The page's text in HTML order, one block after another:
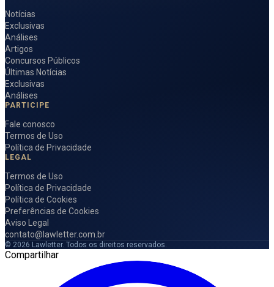
Notícias
Exclusivas
Análises
Artigos
Concursos Públicos
Últimas Notícias
Exclusivas
Análises
PARTICIPE
Fale conosco
Termos de Uso
Política de Privacidade
LEGAL
Termos de Uso
Política de Privacidade
Política de Cookies
Preferências de Cookies
Aviso Legal
contato@lawletter.com.br
© 2026 Lawletter. Todos os direitos reservados.
Compartilhar